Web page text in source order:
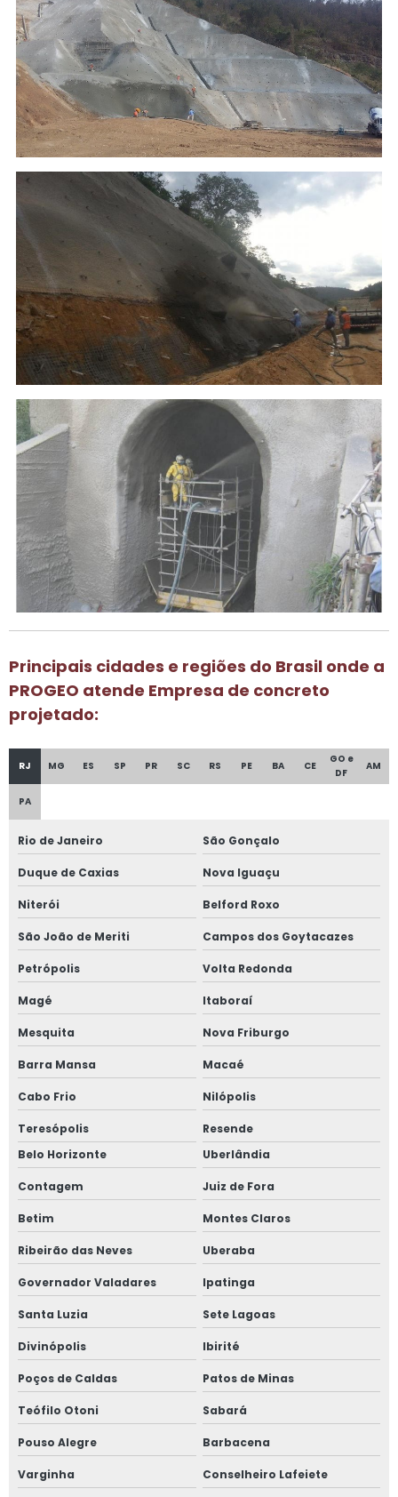
Principais cidades e regiões do Brasil onde a
PROGEO atende Empresa de concreto
projetado:
RJ MG ES SP PR SC RS PE BA CE
GO e
DF
AM
PA
Rio de Janeiro São Gonçalo
Duque de Caxias Nova Iguaçu
Niterói Belford Roxo
São João de Meriti Campos dos Goytacazes
Petrópolis Volta Redonda
Magé Itaboraí
Mesquita Nova Friburgo
Barra Mansa Macaé
Cabo Frio Nilópolis
Teresópolis
Resende
Belo Horizonte
Uberlândia
Contagem Juiz de Fora
Betim Montes Claros
Ribeirão das Neves Uberaba
Governador Valadares Ipatinga
Santa Luzia Sete Lagoas
Divinópolis Ibirité
Poços de Caldas Patos de Minas
Teófilo Otoni Sabará
Pouso Alegre Barbacena
Varginha Conselheiro Lafeiete